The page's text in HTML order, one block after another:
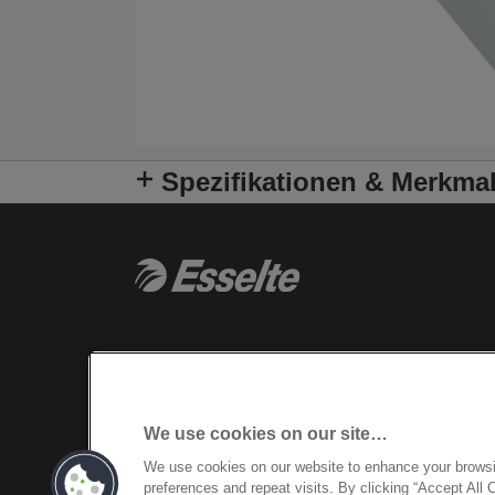
Spezifikationen &
We use cookies on our site…
We use cookies on our website to enhance your
preferences and repeat visits. By clicking “Accept All